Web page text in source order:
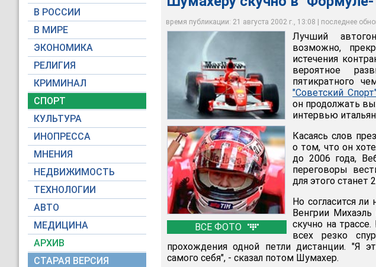
В РОССИИ
В МИРЕ
ЭКОНОМИКА
РЕЛИГИЯ
КРИМИНАЛ
СПОРТ
КУЛЬТУРА
ИНОПРЕССА
МНЕНИЯ
НЕДВИЖИМОСТЬ
ТЕХНОЛОГИИ
АВТО
МЕДИЦИНА
АРХИВ
СТАРАЯ ВЕРСИЯ
время публикации: 21 августа 2002 г., 13:08 | последнее
ВСЕ ФОТО
Лучший
возможно,
истечения
вероятное
пятикратного
"Советский
он продолжать
интервью
Касаясь слов
о том, что он
до 2006 года,
переговоры
для этого станет
Но согласится
Венгрии
скучно на
всех резко
прохождения одной петли дистанции. "Я
самого себя", - сказал потом Шумахер.